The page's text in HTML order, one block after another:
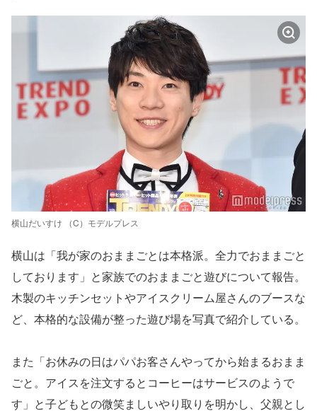
横山だいすけ （C）モデルプレス
横山は「我が家のおままごとは本格派。全力でおままごと
しております」と家族でのおままごと遊びについて報告。
木製のキッチンセットやアイスクリーム屋さんのブースな
ど、本格的な設備が整った遊び場を写真で紹介している。
また「お休みの日はパパお客さんやってから始まるおまま
ごと。アイスを注文するとコーヒーはサービスのようで
す」と子どもとの微笑ましいやり取りを明かし、父親とし